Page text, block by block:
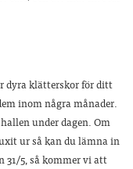
dyra klätterskor för ditt
inom några månader.
under dagen. Om
ur så kan du lämna in
31/5, så kommer vi att